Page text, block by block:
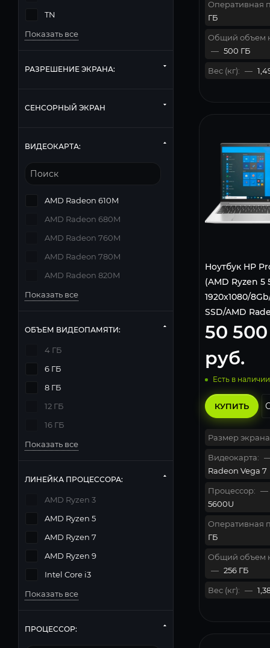
Оперативная
ГБ
Общий объем
— 500 ГБ
Вес (кг): —
Ноутбук HP
(AMD Ryzen 5
1920x1080/
SSD/AMD
7/Wi-Fi/
Pro) Silver,
50 500
руб.
Есть в наличии
КУПИТЬ
Размер
Видеокарта:
Radeon Vega 7
Процессор: —
5600U
Оперативная
ГБ
Общий объем
— 256 ГБ
Вес (кг): —
TN
Показать все
РАЗРЕШЕНИЕ ЭКРАНА:
СЕНСОРНЫЙ ЭКРАН
ВИДЕОКАРТА:
AMD Radeon 610M
AMD Radeon 680M
AMD Radeon 760M
AMD Radeon 780M
AMD Radeon 820M
Показать все
ОБЪЕМ ВИДЕОПАМЯТИ:
4 ГБ
6 ГБ
8 ГБ
12 ГБ
16 ГБ
Показать все
ЛИНЕЙКА ПРОЦЕССОРА:
AMD Ryzen 3
AMD Ryzen 5
AMD Ryzen 7
AMD Ryzen 9
Intel Core i3
Показать все
ПРОЦЕССОР: